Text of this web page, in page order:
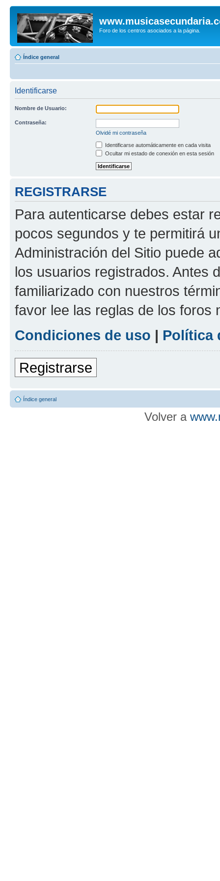
Foro de los centros asociados a la página.
Índice general
Identificarse
Nombre de Usuario:
Contraseña:
Olvidé mi contraseña
Identificarse automáticamente en cada visita
Ocultar mi estado de conexión en esta sesión
REGISTRARSE
Para autenticarse debes estar
pocos segundos y te permitirá
Administración del Sitio puede
los usuarios registrados. Antes
familiarizado con nuestros
favor lee las reglas de los foros
Condiciones de uso | Política
Registrarse
Índice general
Volver a